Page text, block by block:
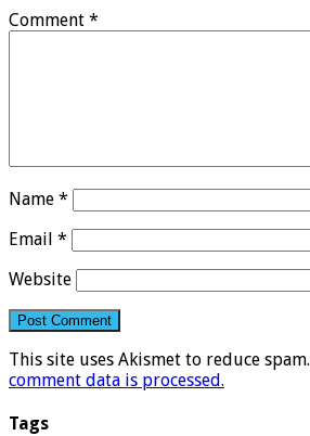
Comment *
Name *
Email *
Website
This site uses Akismet to reduce spam.
comment data is processed.
Tags